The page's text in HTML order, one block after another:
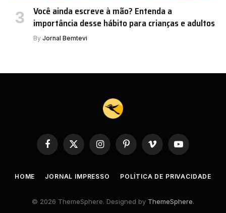
Você ainda escreve à mão? Entenda a
importância desse hábito para crianças e adultos
By Jornal Bemtevi
Facebook
X
InstagramPinterestVimeo YouTube
HOME JORNAL IMPRESSO POLÍTICA DE PRIVACIDADE
© 2026 ThemeSphere. Designed by ThemeSphere.